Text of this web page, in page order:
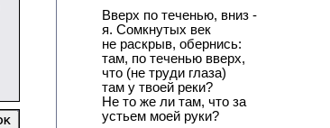
Вверх по теченью, вниз -
я. Сомкнутых век
не раскрыв, обернись:
там, по теченью вверх,
что (не труди глаза)
там у твоей реки?
Не то же ли там, что за
устьем моей руки?